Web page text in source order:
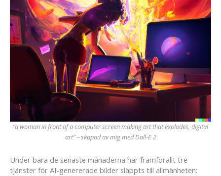
”a woman in front of a computer screen making art that explodes, digital
art” – skapad av mig med Dall-E 2
Under bara de senaste månaderna har framförallt tre
tjänster för AI-genererade bilder släppts till allmänheten: